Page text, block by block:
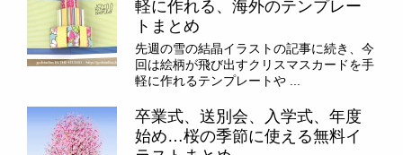
軽に作れる、海外のテンプレー
トまとめ
先週の雪の結晶イラストの記事に続き、今
回は絵柄が飛び出すクリスマスカードを手
軽に作れるテンプレートや ...
卒業式、送別会、入学式、年度
始め…桜の季節に使える無料イ